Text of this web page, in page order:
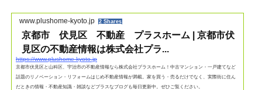
www.plushome-kyoto.jp 2 Shares
京都市 伏見区 不動産 プラスホーム | 京都市伏
見区の不動産情報は株式会社プラ...
https://www.plushome-kyoto.jp
京都市伏見区と山科区、宇治市の不動産情報なら株式会社プラスホーム！中古マンション・一戸建てなど
話題のリノベーション・リフォームはじめ不動産情報が満載。家を買う・売るだけでなく、実際街に住ん
だときの情報・不動産知識・雑談などプラスなブログも毎日更新中。ぜひご覧ください。